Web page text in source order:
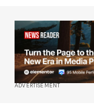
ADVERTISEMENT